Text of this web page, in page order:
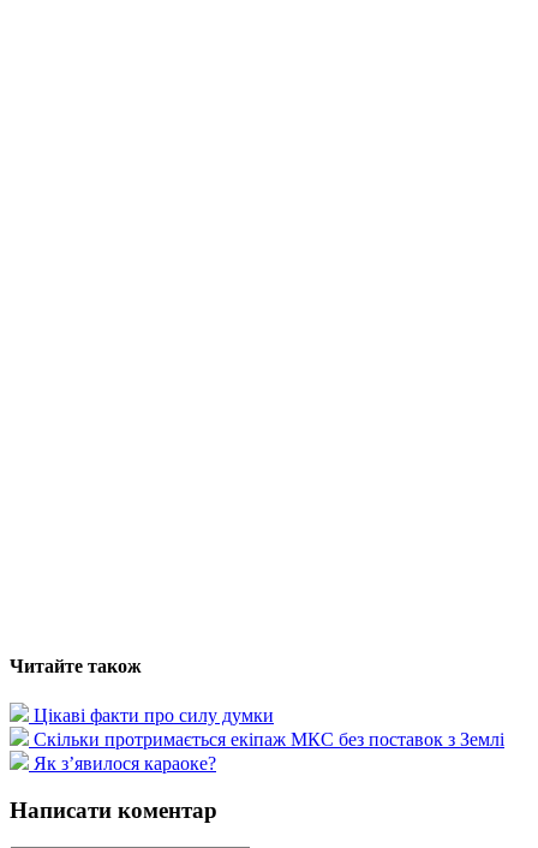
Читайте також
Цікаві факти про силу думки
Скільки протримається екіпаж МКС без поставок з Землі
Як з’явилося караоке?
Написати коментар